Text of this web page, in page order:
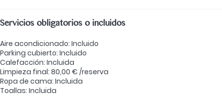
Servicios obligatorios o incluidos
Aire acondicionado: Incluido
Parking cubierto: Incluido
Calefacción: Incluida
Limpieza final: 80,00 € /reserva
Ropa de cama: Incluida
Toallas: Incluida